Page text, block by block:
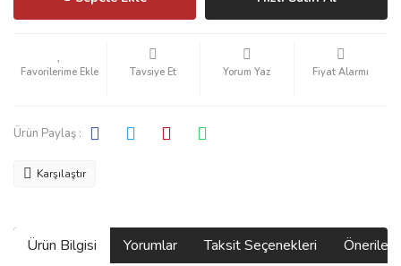
Tavsiye Et Yorum Yaz Fiyat Alarmı
Ürün Paylaş :
Karşılaştır
Ürün Bilgisi Yorumlar Taksit Seçenekleri